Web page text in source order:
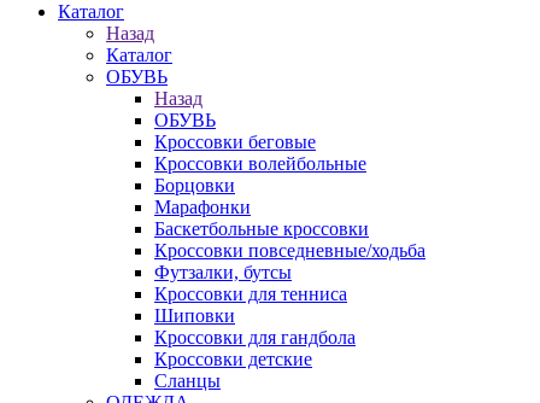
Каталог
Назад
Каталог
ОБУВЬ
Назад
ОБУВЬ
Кроссовки беговые
Кроссовки волейбольные
Борцовки
Марафонки
Баскетбольные кроссовки
Кроссовки повседневные/ходьба
Футзалки, бутсы
Кроссовки для тенниса
Шиповки
Кроссовки для гандбола
Кроссовки детские
Сланцы